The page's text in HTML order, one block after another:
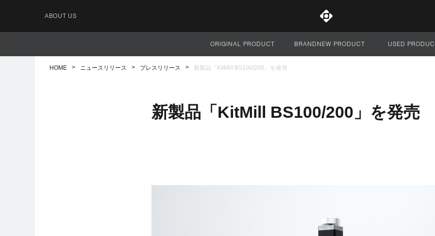
ABOUT US
サイト全体
ORIGINAL PRODUCT BRANDNEW PRODUCT USED
HOME ニュースリリース プレスリリース 新製品「KitMill BS100/200」を発売
新製品「KitMill BS100/200」を発売